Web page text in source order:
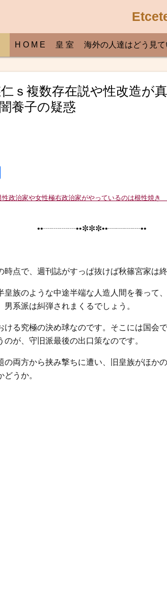
H O M E 皇 室 海外の人達はどう見て
仁ｓ複数存在説や性改造が
養子の疑惑
性政治家や女性極右政治家がやっているのは根性焼き
••┈┈┈┈••✼✼✼••┈┈┈┈••
点で、週刊誌がすっぱ抜けば秋篠宮家は終
族のような中途半端な人造人間を養って
系派は糾弾されまくるでしょう。
ける究極の決め球なのです。そこには国会
が、守旧派最後の出口策なのです。
の両方から挟み撃ちに遭い、旧皇族がほか
うか。